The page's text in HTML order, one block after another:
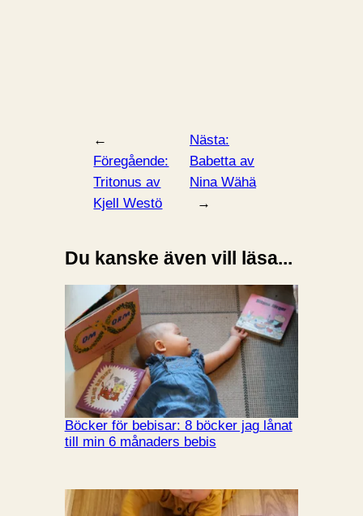
←
Föregående:
Tritonus av
Kjell Westö
Nästa:
Babetta av
Nina Wähä
→
Du kanske även vill läsa...
Böcker för bebisar: 8 böcker jag lånat
till min 6 månaders bebis